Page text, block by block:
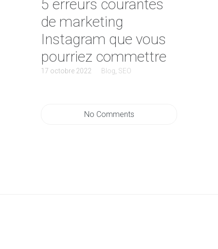
5 erreurs courantes
de marketing
Instagram que vous
pourriez commettre
17 octobre 2022 Blog, SEO
No Comments